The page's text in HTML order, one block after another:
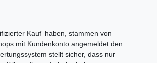
Kauf‘ haben, stammen von
mit Kundenkonto angemeldet den
stellt sicher, dass nur